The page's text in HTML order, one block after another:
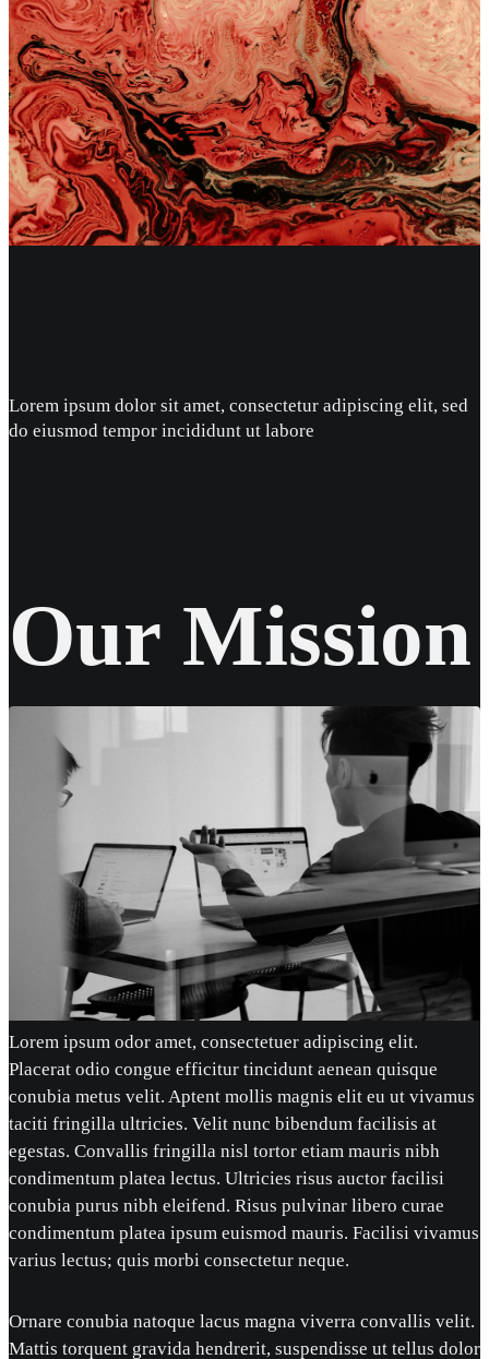
Lorem ipsum dolor sit amet, consectetur adipiscing elit, sed
do eiusmod tempor incididunt ut labore
Our Mission
Lorem ipsum odor amet, consectetuer adipiscing elit.
Placerat odio congue efficitur tincidunt aenean quisque
conubia metus velit. Aptent mollis magnis elit eu ut vivamus
taciti fringilla ultricies. Velit nunc bibendum facilisis at
egestas. Convallis fringilla nisl tortor etiam mauris nibh
condimentum platea lectus. Ultricies risus auctor facilisi
conubia purus nibh eleifend. Risus pulvinar libero curae
condimentum platea ipsum euismod mauris. Facilisi vivamus
varius lectus; quis morbi consectetur neque.
Ornare conubia natoque lacus magna viverra convallis velit.
Mattis torquent gravida hendrerit, suspendisse ut tellus dolor